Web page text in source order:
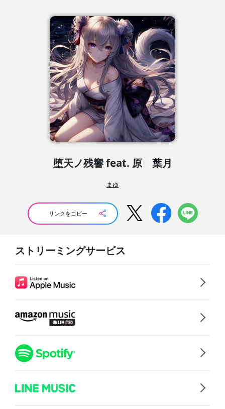
堕天ノ残響 feat. 原 葉月
まゆ
リンクをコピー
ストリーミングサービス